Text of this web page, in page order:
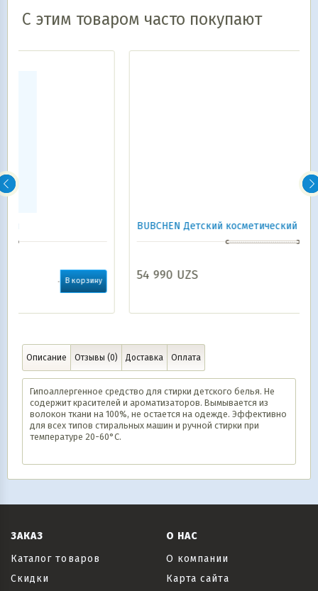
С этим товаром часто покупают
BUBCHEN Детский косметический крем 75 мл
54 990UZS
Описание Отзывы (0) Доставка Оплата
Гипоаллергенное средство для стирки детского белья. Не
содержит красителей и ароматизаторов. Вымывается из
волокон ткани на 100%, не остается на одежде. Эффективно
для всех типов стиральных машин и ручной стирки при
температуре 20-60°С.
ЗАКАЗ
Каталог товаров
Скидки
О НАС
О компании
Карта сайта